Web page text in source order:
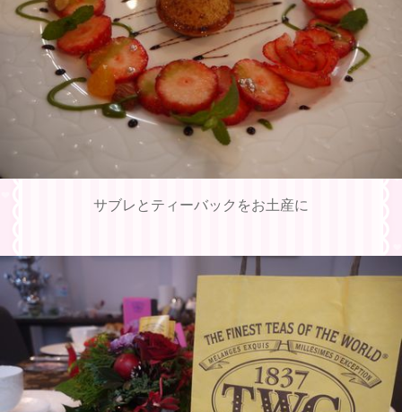
サブレとティーバックをお土産に